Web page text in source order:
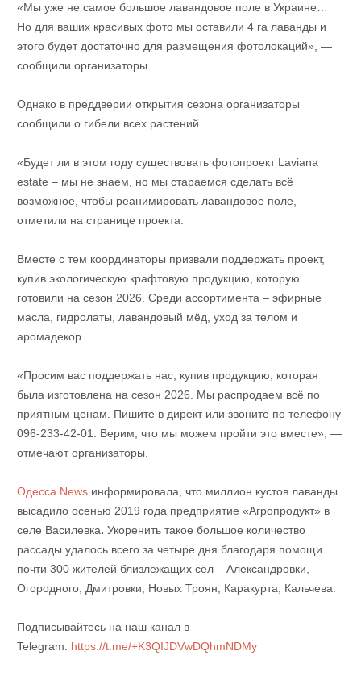
«Мы уже не самое большое лавандовое поле в Украине…
Но для ваших красивых фото мы оставили 4 га лаванды и
этого будет достаточно для размещения фотолокаций», —
сообщили организаторы.
Однако в преддверии открытия сезона организаторы
сообщили о гибели всех растений.
«Будет ли в этом году существовать фотопроект Laviana
estate – мы не знаем, но мы стараемся сделать всё
возможное, чтобы реанимировать лавандовое поле, –
отметили на странице проекта.
Вместе с тем координаторы призвали поддержать проект,
купив экологическую крафтовую продукцию, которую
готовили на сезон 2026. Среди ассортимента – эфирные
масла, гидролаты, лавандовый мёд, уход за телом и
аромадекор.
«Просим вас поддержать нас, купив продукцию, которая
была изготовлена ​​на сезон 2026. Мы распродаем всё по
приятным ценам. Пишите в директ или звоните по телефону
096-233-42-01. Верим, что мы можем пройти это вместе», —
отмечают организаторы.
Одесса Newsинформировала, что миллион кустов лаванды
высадило осенью 2019 года предприятие «Агропродукт» в
селе Василевка. Укоренить такое большое количество
рассады удалось всего за четыре дня благодаря помощи
почти 300 жителей близлежащих сёл – Александровки,
Огородного, Дмитровки, Новых Троян, Каракурта, Кальчева.
Подписывайтесь на наш канал в
Telegram: https://t.me/+K3QIJDVwDQhmNDMy